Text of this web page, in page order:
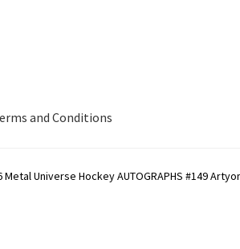
and Conditions
Metal Universe Hockey AUTOGRAPHS #149